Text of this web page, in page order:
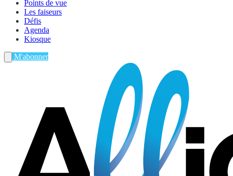
Points de vue
Les faiseurs
Défis
Agenda
Kiosque
M'abonner